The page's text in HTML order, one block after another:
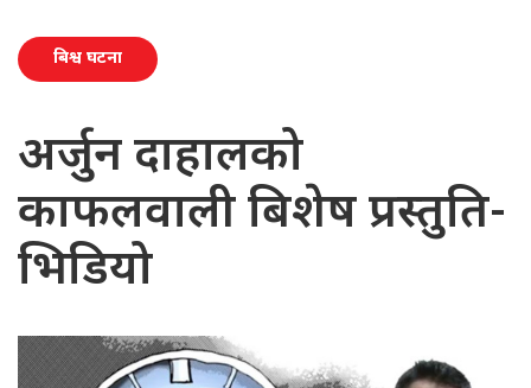
बिश्व घटना
अर्जुन दाहालको
काफलवाली बिशेष प्रस्तुति-
भिडियो